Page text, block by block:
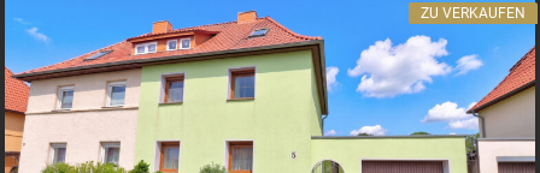
ZU VERKAUFEN